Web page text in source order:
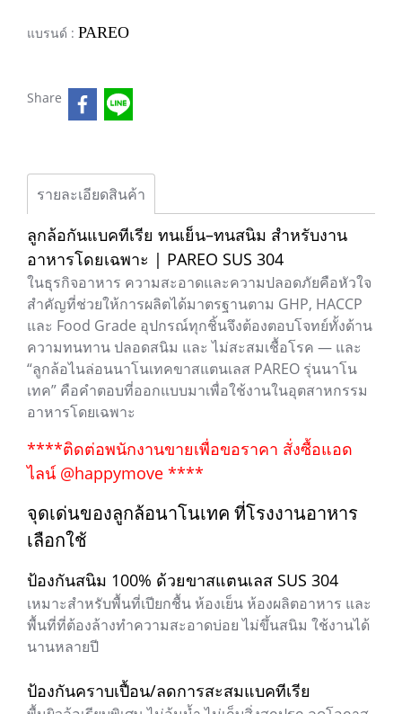
แบรนด์ : PAREO
Share
รายละเอียดสินค้า
ลูกล้อกันแบคทีเรีย ทนเย็น–ทนสนิม สำหรับงาน
อาหารโดยเฉพาะ | PAREO SUS 304
ในธุรกิจอาหาร ความสะอาดและความปลอดภัยคือหัวใจ
สำคัญที่ช่วยให้การผลิตได้มาตรฐานตาม GHP, HACCP
และ Food Grade อุปกรณ์ทุกชิ้นจึงต้องตอบโจทย์ทั้งด้าน
ความทนทาน ปลอดสนิม และ ไม่สะสมเชื้อโรค — และ
“ลูกล้อไนล่อนนาโนเทคขาสแตนเลส PAREO รุ่นนาโน
เทค” คือคำตอบที่ออกแบบมาเพื่อใช้งานในอุตสาหกรรม
อาหารโดยเฉพาะ
****ติดต่อพนักงานขายเพื่อขอราคา สั่งซื้อแอด
ไลน์ @happymove ****
จุดเด่นของลูกล้อนาโนเทค ที่โรงงานอาหาร
เลือกใช้
ป้องกันสนิม 100% ด้วยขาสแตนเลส SUS 304
เหมาะสำหรับพื้นที่เปียกชื้น ห้องเย็น ห้องผลิตอาหาร และ
พื้นที่ที่ต้องล้างทำความสะอาดบ่อย ไม่ขึ้นสนิม ใช้งานได้
นานหลายปี
ป้องกันคราบเปื้อน/ลดการสะสมแบคทีเรีย